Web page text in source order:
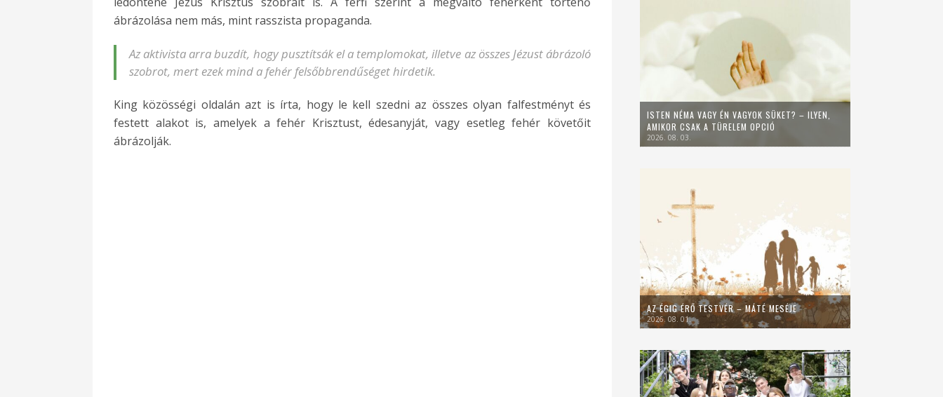
ábrázolása nem más, mint rasszista propaganda.
Az aktivista arra buzdít, hogy pusztítsák el a templomokat, illetve az összes Jézust ábrázoló
szobrot, mert ezek mind a fehér felsőbbrendűséget hirdetik.
King közösségi oldalán azt is írta, hogy le kell szedni az összes olyan falfestményt és
festett alakot is, amelyek a fehér Krisztust, édesanyját, vagy esetleg fehér követőit
ábrázolják.
ISTEN NÉMA VAGY ÉN VAGYOK SÜKET? – ILYEN,
AMIKOR CSAK A TÜRELEM OPCIÓ
2026. 08. 03.
AZ ÉGIG ÉRŐ TESTVÉR – MÁTÉ MESÉJE
2026. 08. 01.